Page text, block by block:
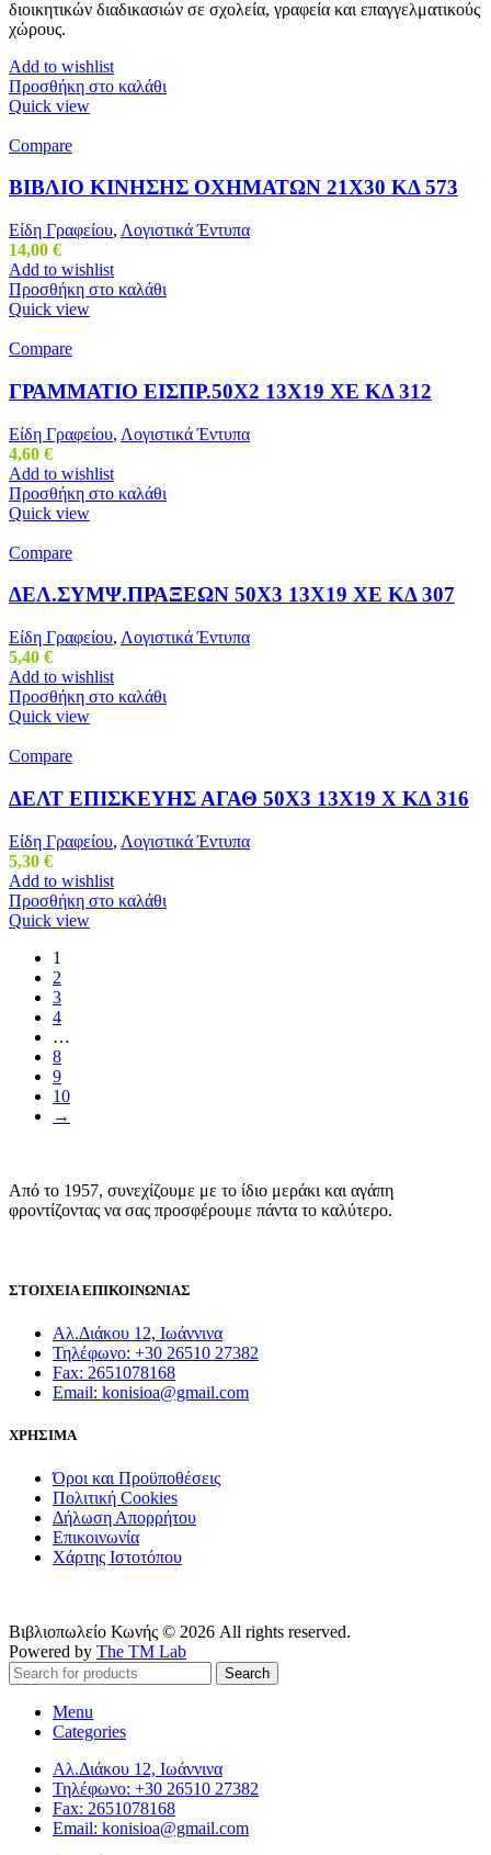
διοικητικών διαδικασιών σε σχολεία, γραφεία και επαγγελματικούς
χώρους.
Add to wishlist
Προσθήκη στο καλάθι
Quick view
Compare
ΒΙΒΛΙΟ ΚΙΝΗΣΗΣ ΟΧΗΜΑΤΩΝ 21Χ30 ΚΔ 573
Είδη Γραφείου, Λογιστικά Έντυπα
14,00 €
Add to wishlist
Προσθήκη στο καλάθι
Quick view
Compare
ΓΡΑΜΜΑΤΙΟ ΕΙΣΠΡ.50Χ2 13Χ19 ΧΕ ΚΔ 312
Είδη Γραφείου, Λογιστικά Έντυπα
4,60 €
Add to wishlist
Προσθήκη στο καλάθι
Quick view
Compare
ΔΕΛ.ΣΥΜΨ.ΠΡΑΞΕΩΝ 50Χ3 13Χ19 ΧΕ ΚΔ 307
Είδη Γραφείου, Λογιστικά Έντυπα
5,40 €
Add to wishlist
Προσθήκη στο καλάθι
Quick view
Compare
ΔΕΛΤ ΕΠΙΣΚΕΥΗΣ ΑΓΑΘ 50Χ3 13Χ19 Χ ΚΔ 316
Είδη Γραφείου, Λογιστικά Έντυπα
5,30 €
Add to wishlist
Προσθήκη στο καλάθι
Quick view
1
2
3
4
…
8
9
10
→
Από το 1957, συνεχίζουμε με το ίδιο μεράκι και αγάπη
φροντίζοντας να σας προσφέρουμε πάντα το καλύτερο.
ΣΤΟΙΧΕΙΑ ΕΠΙΚΟΙΝΩΝΙΑΣ
Αλ.Διάκου 12, Ιωάννινα
Τηλέφωνο: +30 26510 27382
Fax: 2651078168
Email: konisioa@gmail.com
ΧΡΗΣΙΜΑ
Όροι και Προϋποθέσεις
Πολιτική Cookies
Δήλωση Απορρήτου
Επικοινωνία
Χάρτης Ιστοτόπου
Βιβλιοπωλείο Κωνής © 2026 All rights reserved.
Powered by The TM Lab
Search
Menu
Categories
Αλ.Διάκου 12, Ιωάννινα
Τηλέφωνο: +30 26510 27382
Fax: 2651078168
Email: konisioa@gmail.com